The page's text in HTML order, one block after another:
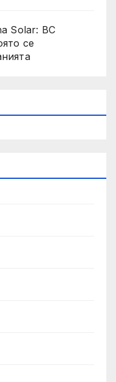
Solar: BC
се